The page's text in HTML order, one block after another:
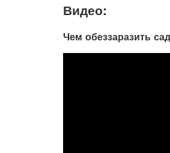
Видео:
Чем обеззаразить